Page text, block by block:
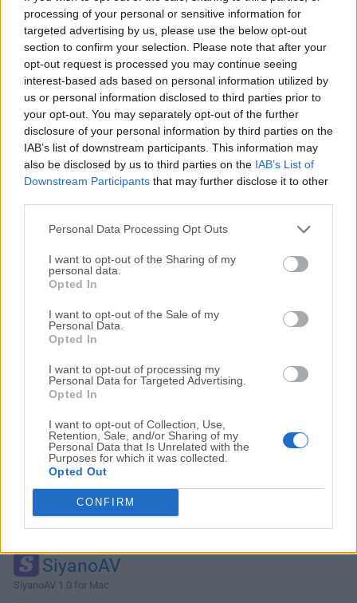
processing of your personal or sensitive information for
targeted advertising by us, please use the below opt-out
section to confirm your selection. Please note that after your
opt-out request is processed you may continue seeing
interest-based ads based on personal information utilized by
us or personal information disclosed to third parties prior to
your opt-out. You may separately opt-out of the further
disclosure of your personal information by third parties on the
IAB’s list of downstream participants. This information may
also be disclosed by us to third parties on the IAB’s List of
Downstream Participants that may further disclose it to other
Personal Data Processing Opt Outs
I want to opt-out of the Sharing of my
personal data.
Opted In
I want to opt-out of the Sale of my
Personal Data.
Opted In
I want to opt-out of processing my
Personal Data for Targeted Advertising.
Opted In
I want to opt-out of Collection, Use,
Retention, Sale, and/or Sharing of my
Personal Data that Is Unrelated with the
Purposes for which it was collected.
Opted Out
CONFIRM
para macOS de Internet, que protege a tus hijos del
contenido peligroso en línea. Observa cómo usan Internet,
establece límites de acceso saludables y protege contra
contenido inapropiado, el ciberacoso y los depredadores en
línea.Más de 6 millones de padres confían en las
herramientas de control parental de Qustodio para
mantener el tiempo de pantalla de sus hijos seguro y
equilibrado en todos los dispositivos, desde un panel de
control fácil de usar. ¡Empieza GRATIS!La tecnología
avanzada de la aplicación asegura que ningún contenido
escape a la supervisión. Siempre que tus hijos estén en
Alternativas y Software Similar
SiyanoAV
SiyanoAV 1.0 for Mac